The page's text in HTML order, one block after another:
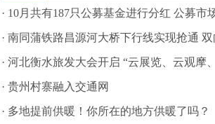
· 10月共有187只公募基金进行分红 公募市
· 南同蒲铁路昌源河大桥下行线实现抢通
· 河北衡水旅发大会开启 “云展览、云观摩
· 贵州村寨融入交通网
· 多地提前供暖！你所在的地方供暖了吗？